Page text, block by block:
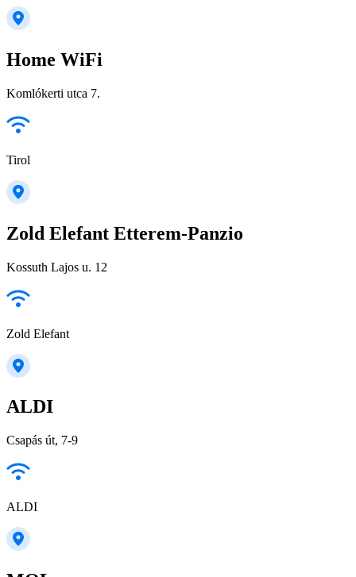
Home WiFi
Komlókerti utca 7.
Tirol
Zold Elefant Etterem-Panzio
Kossuth Lajos u. 12
Zold Elefant
ALDI
Csapás út, 7-9
ALDI